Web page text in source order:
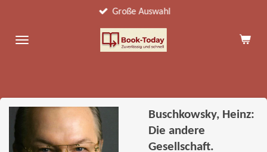
springen
Große Auswahl
Buschkowsky, Heinz:
Die andere
Gesellschaft.